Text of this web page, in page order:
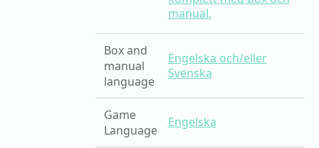
manual.
Box and
manual
language
Engelska och/eller
Svenska
Game
Language
Engelska